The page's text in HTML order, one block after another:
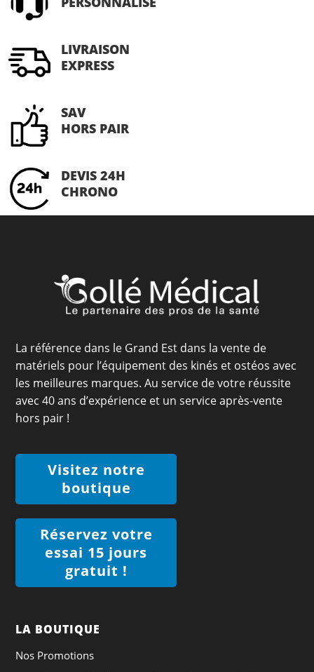
LIVRAISON
EXPRESS
SAV
HORS PAIR
DEVIS 24H
CHRONO
La référence dans le Grand Est dans la vente de
matériels pour l’équipement des kinés et ostéos avec
les meilleures marques. Au service de votre réussite
avec 40 ans d’expérience et un service après-vente
hors pair !
Visitez notre
boutique
Réservez votre
essai 15 jours
gratuit !
LA BOUTIQUE
Nos Promotions